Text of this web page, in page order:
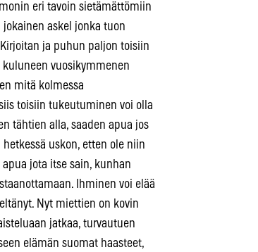
eri tavoin sietämättömiin
askel jonka tuon
ja puhun paljon toisiin
vuosikymmenen
mitä kolmessa
toisiin tukeutuminen voi olla
tähtien alla, saaden apua jos
uskon, etten ole niin
jota itse sain, kunhan
Ihminen voi elää
Nyt miettien on kovin
jatkaa, turvautuen
elämän suomat haasteet,